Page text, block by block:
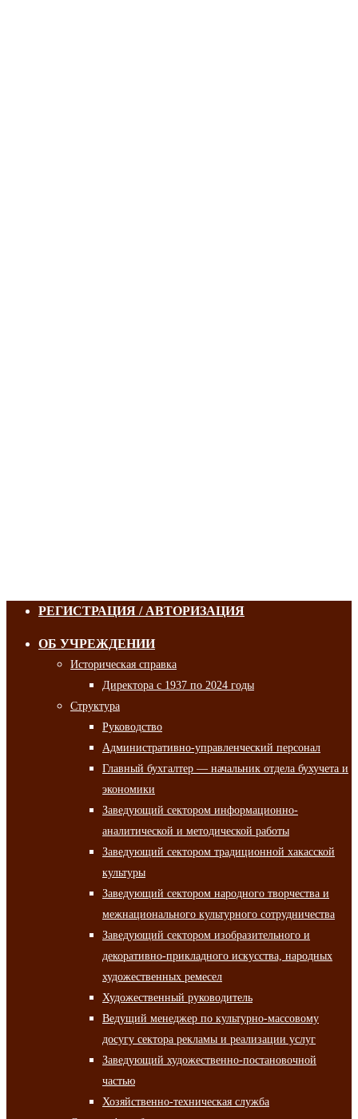
РЕГИСТРАЦИЯ / АВТОРИЗАЦИЯ
ОБ УЧРЕЖДЕНИИ
Историческая справка
Директора с 1937 по 2024 годы
Структура
Руководство
Административно-управленческий персонал
Главный бухгалтер — начальник отдела бухучета и
экономики
Заведующий сектором информационно-
аналитической и методической работы
Заведующий сектором традиционной хакасской
культуры
Заведующий сектором народного творчества и
межнационального культурного сотрудничества
Заведующий сектором изобразительного и
декоративно-прикладного искусства, народных
художественных ремесел
Художественный руководитель
Ведущий менеджер по культурно-массовому
досугу сектора рекламы и реализации услуг
Заведующий художественно-постановочной
частью
Хозяйственно-техническая служба